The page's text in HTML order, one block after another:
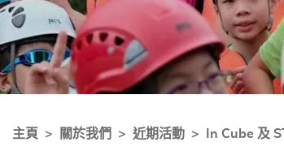
主頁 關於我們 近期活動 In Cube 及